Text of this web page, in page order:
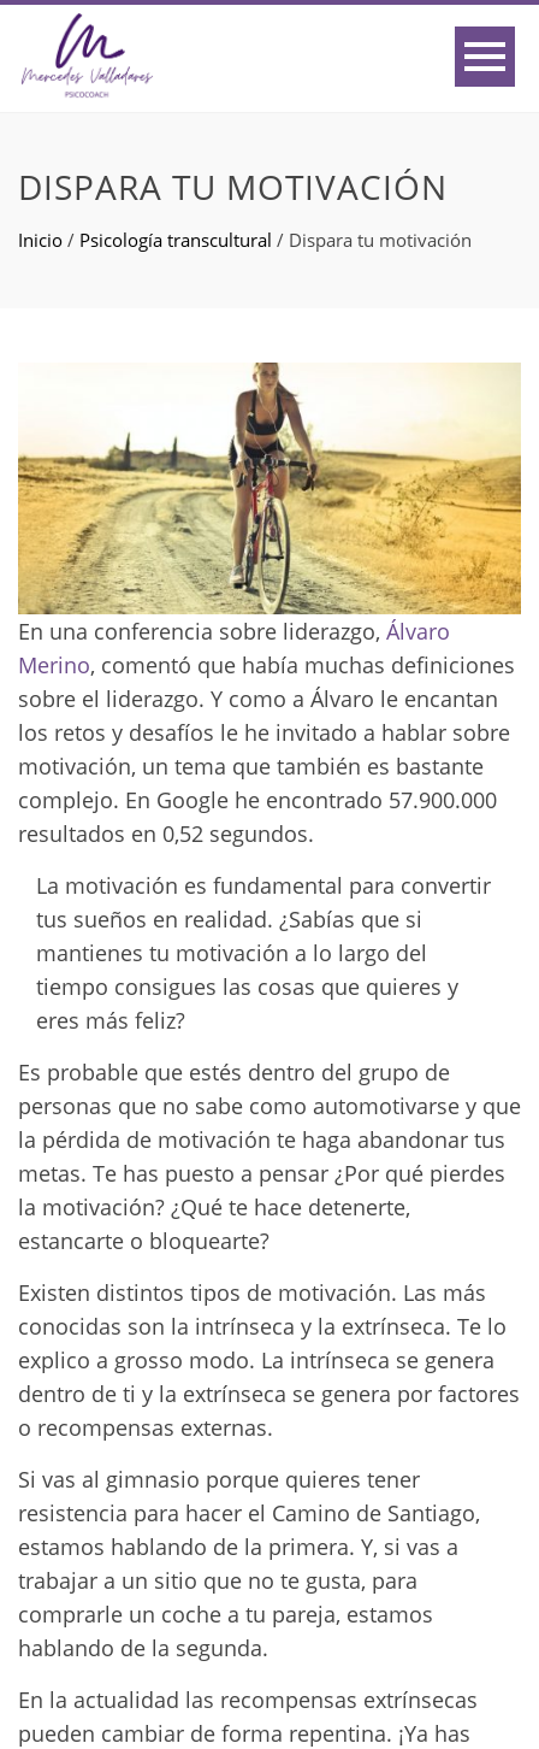
DISPARA TU MOTIVACIÓN
Inicio / Psicología transcultural / Dispara tu motivación
En una conferencia sobre liderazgo, Álvaro
Merino, comentó que había muchas definiciones
sobre el liderazgo. Y como a Álvaro le encantan
los retos y desafíos le he invitado a hablar sobre
motivación, un tema que también es bastante
complejo. En Google he encontrado 57.900.000
resultados en 0,52 segundos.
La motivación es fundamental para convertir
tus sueños en realidad. ¿Sabías que si
mantienes tu motivación a lo largo del
tiempo consigues las cosas que quieres y
eres más feliz?
Es probable que estés dentro del grupo de
personas que no sabe como automotivarse y que
la pérdida de motivación te haga abandonar tus
metas. Te has puesto a pensar ¿Por qué pierdes
la motivación? ¿Qué te hace detenerte,
estancarte o bloquearte?
Existen distintos tipos de motivación. Las más
conocidas son la intrínseca y la extrínseca. Te lo
explico a grosso modo. La intrínseca se genera
dentro de ti y la extrínseca se genera por factores
o recompensas externas.
Si vas al gimnasio porque quieres tener
resistencia para hacer el Camino de Santiago,
estamos hablando de la primera. Y, si vas a
trabajar a un sitio que no te gusta, para
comprarle un coche a tu pareja, estamos
hablando de la segunda.
En la actualidad las recompensas extrínsecas
pueden cambiar de forma repentina. ¡Ya has